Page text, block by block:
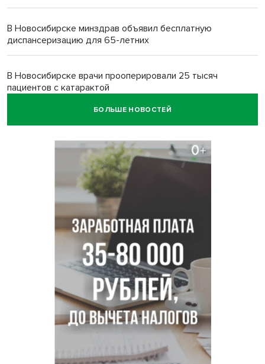
В Новосибирске минздрав объявил бесплатную
диспансеризацию для 65-летних
В Новосибирске врачи прооперировали 25 тысяч
пациентов с катарактой
БОЛЬШЕ НОВОСТЕЙ